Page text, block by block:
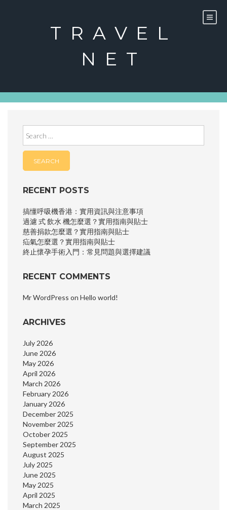
TRAVEL
NET
for:
RECENT POSTS
搞懂呼吸機香港：實用資訊與注意事項
過濾 式 飲水 機怎麼選？實用指南與貼士
慈善捐款怎麼選？實用指南與貼士
疝氣怎麼選？實用指南與貼士
終止懷孕手術入門：常見問題與選擇建議
RECENT COMMENTS
Mr WordPress on Hello world!
ARCHIVES
July 2026
June 2026
May 2026
April 2026
March 2026
February 2026
January 2026
December 2025
November 2025
October 2025
September 2025
August 2025
July 2025
June 2025
May 2025
April 2025
March 2025